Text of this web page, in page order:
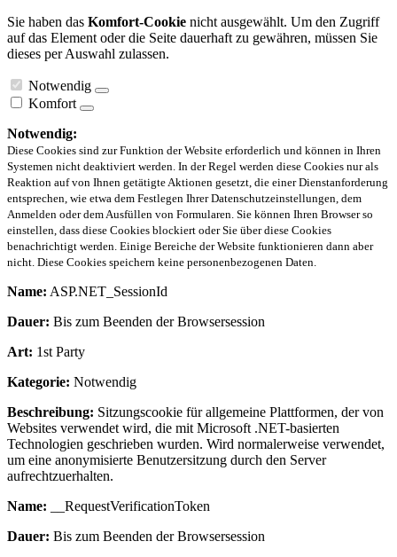
Sie haben das Komfort-Cookie nicht ausgewählt. Um den Zugriff
auf das Element oder die Seite dauerhaft zu gewähren, müssen Sie
dieses per Auswahl zulassen.
Notwendig
Komfort
Notwendig:
Diese Cookies sind zur Funktion der Website erforderlich und können in Ihren
Systemen nicht deaktiviert werden. In der Regel werden diese Cookies nur als
Reaktion auf von Ihnen getätigte Aktionen gesetzt, die einer Dienstanforderung
entsprechen, wie etwa dem Festlegen Ihrer Datenschutzeinstellungen, dem
Anmelden oder dem Ausfüllen von Formularen. Sie können Ihren Browser so
einstellen, dass diese Cookies blockiert oder Sie über diese Cookies
benachrichtigt werden. Einige Bereiche der Website funktionieren dann aber
nicht. Diese Cookies speichern keine personenbezogenen Daten.
Name: ASP.NET_SessionId
Dauer: Bis zum Beenden der Browsersession
Art: 1st Party
Kategorie: Notwendig
Beschreibung: Sitzungscookie für allgemeine Plattformen, der von
Websites verwendet wird, die mit Microsoft .NET-basierten
Technologien geschrieben wurden. Wird normalerweise verwendet,
um eine anonymisierte Benutzersitzung durch den Server
aufrechtzuerhalten.
Name: __RequestVerificationToken
Dauer: Bis zum Beenden der Browsersession